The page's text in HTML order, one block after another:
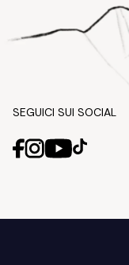
SEGUICI SUI SOCIAL